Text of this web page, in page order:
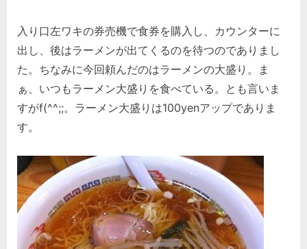
入り口左ワキの券売機で食券を購入し、カウンターに
出し、後はラーメンが出てくるのを待つのでありまし
た。ちなみに今回頼んだのはラーメンの大盛り。ま
ぁ、いつもラーメン大盛りを食べている。とも言いま
すがf(^^;;。ラーメン大盛りは100yenアップでありま
す。